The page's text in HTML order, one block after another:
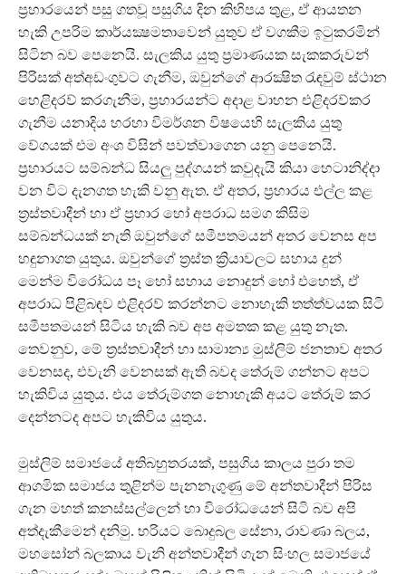
ප්‍රහාරයෙන් පසු ගතවූ පසුගිය දින කිහිපය තුළ, ඒ ආයතන
හැකි උපරිම කාර්යක්‍ෂමතාවෙන් යුතුව ඒ වගකීම ඉටුකරමින්
සිටින බව පෙනෙයි. සැලකිය යුතු ප්‍රමාණයක සැකකරුවන්
පිරිසක් අත්අඩංගුවට ගැනීම, ඔවුන්ගේ ආරක්‍ෂිත රැඳවුම් ස්ථාන
හෙළිදරව් කරගැනීම, ප්‍රහාරයන්ට අදාළ වාහන එළිදරව්කර
ගැනීම යනාදිය හරහා විමර්ශන විෂයෙහි සැලකිය යුතු
වේගයක් එම අංශ විසින් පවත්වාගෙන යනු පෙනෙයි.
ප්‍රහාරයට සම්බන්ධ සියලු පුද්ගයන් කවුදැයි කියා හෙටානිද්දා
වන විට දැනගත හැකි වනු ඇත. ඒ අතර, ප්‍රහාරය එල්ල කළ
ත්‍රස්තවාදීන් හා ඒ ප්‍රහාර හෝ අපරාධ සමග කිසිම
සම්බන්ධයක් නැති ඔවුන්ගේ සමීපතමයන් අතර වෙනස අප
හඳුනාගත යුතුය. ඔවුන්ගේ ත්‍රස්ත ක්‍රියාවලට සහාය දුන්
මෙන්ම විරෝධය පෑ හෝ සහාය නොදුන් හෝ එහෙත්, ඒ
අපරාධ පිළිබඳව එළිදරව් කරන්නට නොහැකි තත්ත්වයක සිටි
සමීපතමයන් සිටිය හැකි බව අප අමතක කළ යුතු නැත.
තෙවනුව, මේ ත්‍රස්තවාදීන් හා සාමාන්‍ය මුස්ලිම් ජනතාව අතර
වෙනසද, එවැනි වෙනසක් ඇති බවද තේරුම් ගන්නට අපට
හැකිවිය යුතුය. එය තේරුම්ගත නොහැකි අයට තේරුම් කර
දෙන්නටද අපට හැකිවිය යුතුය.
මුස්ලිම් සමාජයේ අතිබහුතරයක්, පසුගිය කාලය පුරා තම
ආගමික සමාජය තුළින්ම පැනනැගුණු මේ අන්තවාදීන් පිරිස
ගැන මහත් කනස්සල්ලෙන් හා විරෝධයෙන් සිටි බව අපි
අත්දැකීමෙන් දනිමු. හරියට බොදුබල සේනා, රාවණා බලය,
මහසෝන් බලකාය වැනි අන්තවාදීන් ගැන සිංහල සමාජයේ